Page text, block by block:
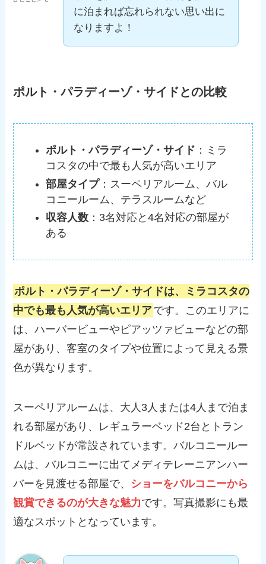
に泊まれば忘れられない思い出に
なりますよ！
ポルト・パラディーゾ・サイドとの比較
ポルト・パラディーゾ・サイド ：ミラ
コスタの中で最も人気が高いエリア
部屋タイプ：スーペリアルーム、バル
コニールーム、テラスルームなど
収容人数 ：3名対応と4名対応の部屋が
ある
ポルト・パラディーゾ・サイドは、ミラコスタの
中でも最も人気が高いエリアです。このエリアに
は、ハーバービューやピアッツァビューなどの部
屋があり、客室のタイプや位置によって見える景
色が異なります。
スーペリアルームは、大人3人または4人まで泊ま
れる部屋があり、レギュラーベッド2台とトラン
ドルベッドが常設されています。バルコニールー
ムは、バルコニーに出てメディテレーニアンハー
バーを見渡せる部屋で、 ショーをバルコニーから
観賞できるのが大きな魅力です。写真撮影にも最
適なスポットとなっています。